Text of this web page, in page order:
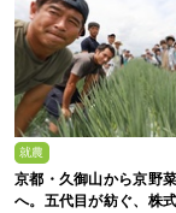
就農
京都・久御山から京野
へ。五代目が紡ぐ、株